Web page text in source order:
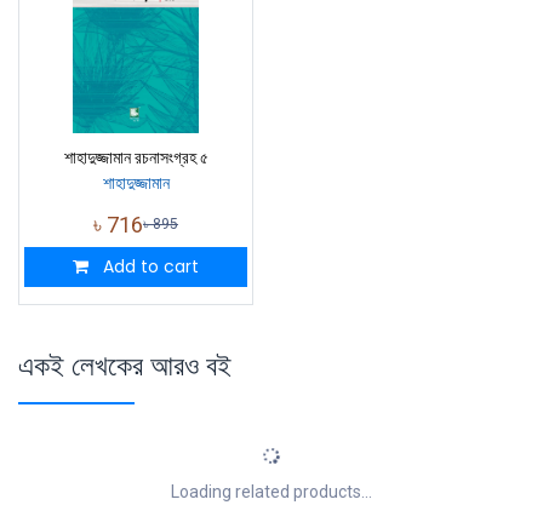
শাহাদুজ্জামান রচনাসংগ্রহ ৫
শাহাদুজ্জামান
৳ 716৳895
Add to cart
একই লেখকের আরও বই
Loading related products...